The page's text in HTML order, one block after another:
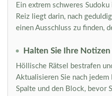
Ein extrem schweres
Reiz liegt darin, nach
einen Ausschluss zu finden,
Halten Sie Ihre
Höllische Rätsel bestrafen
Aktualisieren Sie nach
Spalte und den Block, bevor